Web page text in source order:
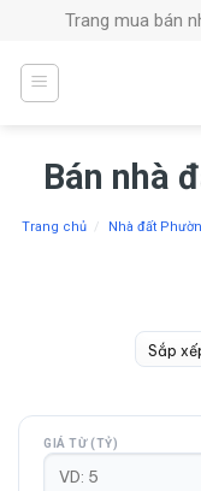
content
Trang mua bán
Bán nhà
Trang chủ / Nhà đất
GIÁ TỪ (TỶ)